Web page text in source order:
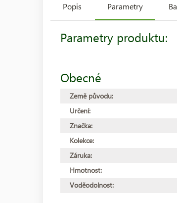
Popis Parametry
Parametry produktu:
Obecné
Země původu:
Určení:
Značka:
Kolekce:
Záruka:
Hmotnost:
Voděodolnost: